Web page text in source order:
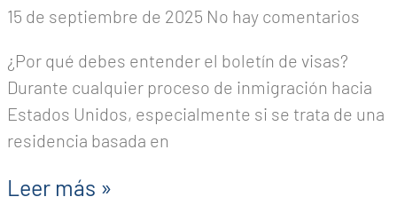
15 de septiembre de 2025 No hay comentarios
¿Por qué debes entender el boletín de visas?
Durante cualquier proceso de inmigración hacia
Estados Unidos, especialmente si se trata de una
residencia basada en
Leer más »